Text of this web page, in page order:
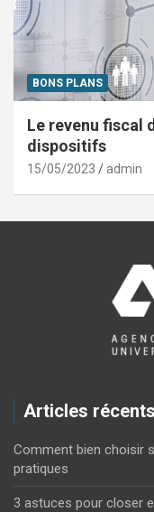
BONS PLANS
Le revenu fiscal
dispositifs
15/05/2023 admin
Articles récents
Comment bien choisir
pratiques
3 astuces pour closer